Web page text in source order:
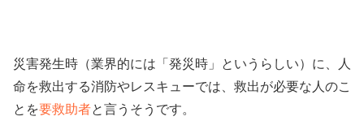
災害発生時（業界的には「発災時」というらしい）に、人
命を救出する消防やレスキューでは、救出が必要な人のこ
とを要救助者と言うそうです。